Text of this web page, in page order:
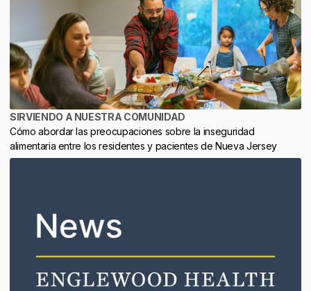
SIRVIENDO A NUESTRA COMUNIDAD
Cómo abordar las preocupaciones sobre la inseguridad
alimentaria entre los residentes y pacientes de Nueva Jersey